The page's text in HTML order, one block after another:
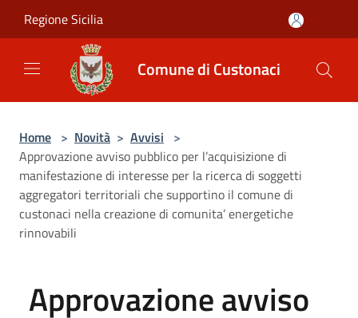
Regione Sicilia
Comune di Custonaci
Home > Novità > Avvisi >
Approvazione avviso pubblico per l’acquisizione di
manifestazione di interesse per la ricerca di soggetti
aggregatori territoriali che supportino il comune di
custonaci nella creazione di comunita’ energetiche
rinnovabili
Approvazione avviso